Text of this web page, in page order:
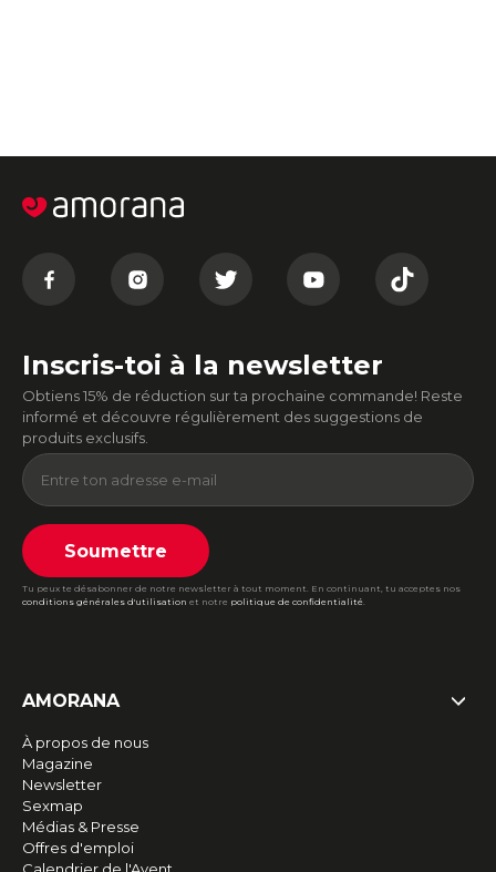
Inscris-toi à la newsletter
Obtiens 15% de réduction sur ta prochaine commande! Reste
informé et découvre régulièrement des suggestions de
produits exclusifs.
Soumettre
Tu peux te désabonner de notre newsletter à tout moment. En continuant, tu acceptes nos
conditions générales d'utilisation et notre politique de confidentialité.
AMORANA
À propos de nous
Magazine
Newsletter
Sexmap
Médias & Presse
Offres d'emploi